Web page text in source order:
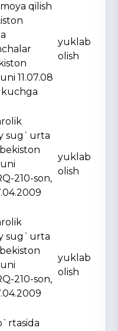
qilish
11.07.08
kuchga
yuklab
olish
sug`urta
210-son,
yuklab
olish
sug`urta
210-son,
yuklab
olish